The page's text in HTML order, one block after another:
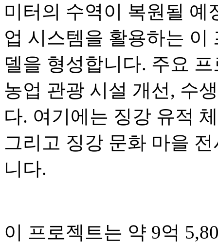
미터의 수역이 복원될 예
업 시스템을 활용하는 이
델을 형성합니다. 주요
농업 관광 시설 개선, 수
다. 여기에는 징강 유적
그리고 징강 문화 마을
니다.
이 프로젝트는 약 9억